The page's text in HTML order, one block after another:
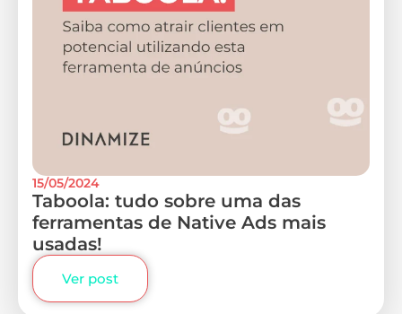
15/05/2024
Taboola: tudo sobre uma das
ferramentas de Native Ads mais
usadas!
Ver post